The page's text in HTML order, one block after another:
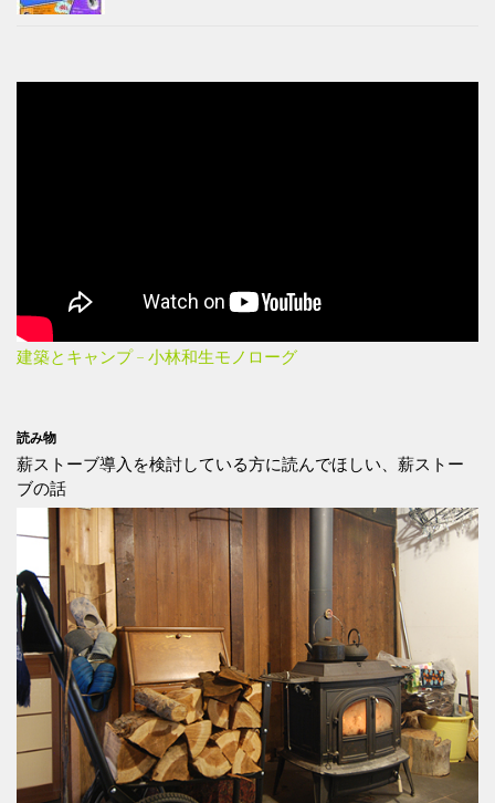
建築とキャンプ – 小林和生モノローグ
読み物
薪ストーブ導入を検討している方に読んでほしい、薪ストー
ブの話